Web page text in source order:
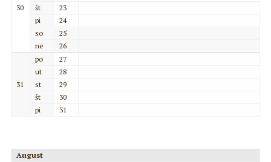
30
št
23
pi
24
so
25
ne
26
31
po
27
ut
28
st
29
št
30
pi
31
August